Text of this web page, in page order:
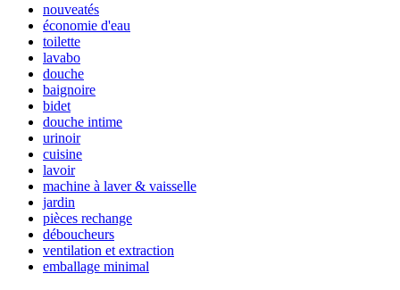
nouveatés
économie d'eau
toilette
lavabo
douche
baignoire
bidet
douche intime
urinoir
cuisine
lavoir
machine à laver & vaisselle
jardin
pièces rechange
déboucheurs
ventilation et extraction
emballage minimal